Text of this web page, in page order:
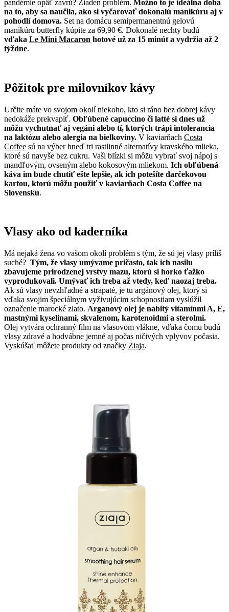
pandémie opäť zavrú? Žiaden problém. Možno to je ideálna doba
na to, aby sa naučila, ako si vyčarovať dokonalú manikúru aj v
pohodlí domova. Set na domácu semipermanentnú gelovú
manikúru butterfly kúpite za 69,90 €. Dokonalé nechty budú
vďaka Le Mini Macaron hotové už za 15 minút a vydržia až 2
týždne.
Pôžitok pre milovníkov kávy
Určite máte vo svojom okolí niekoho, kto si ráno bez dobrej kávy
nedokáže prekvapiť. Obľúbené capuccino či latté si dnes už
môžu vychutnať aj vegáni alebo tí, ktorých trápi intolerancia
na laktózu alebo alergia na bielkoviny. V kaviarňach Costa
Coffee sú na výber hneď tri rastlinné alternatívy kravského mlieka,
ktoré sú navyše bez cukru. Vaši blízki si môžu vybrať svoj nápoj s
mandľovým, ovseným alebo kokosovým mliekom. Ich obľúbená
káva im bude chutiť ešte lepšie, ak ich potešíte darčekovou
kartou, ktorú môžu použiť v kaviarňach Costa Coffee na
Slovensku.
Vlasy ako od kaderníka
Má nejaká žena vo vašom okolí problém s tým, že sú jej vlasy príliš
suché? Tým, že vlasy umývame pričasto, tak ich nasilu
zbavujeme prirodzenej vrstvy mazu, ktorú si horko ťažko
vyprodukovali. Umývať ich treba až vtedy, keď naozaj treba.
Ak sú vlasy nevzhľadné a strapaté, je tu argánový olej, ktorý si
vďaka svojim špeciálnym vyživujúcim schopnostiam vyslúžil
označenie marocké zlato. Arganový olej je nabitý vitamínmi A, E,
mastnými kyselinami, skvalenom, karotenoidmi a sterolmi.
Olej vytvára ochranný film na vlasovom vlákne, vďaka čomu budú
vlasy zdravé a hodvábne jemné aj počas ničivých vplyvov počasia.
Vyskúšať môžete produkty od značky Ziaja.